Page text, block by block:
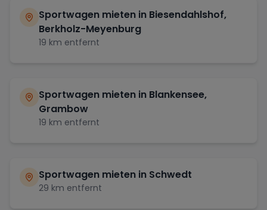
Sportwagen mieten in Biesendahlshof,
Berkholz-Meyenburg
19 km entfernt
Sportwagen mieten in Blankensee,
Grambow
19 km entfernt
Sportwagen mieten in Schwedt
29 km entfernt